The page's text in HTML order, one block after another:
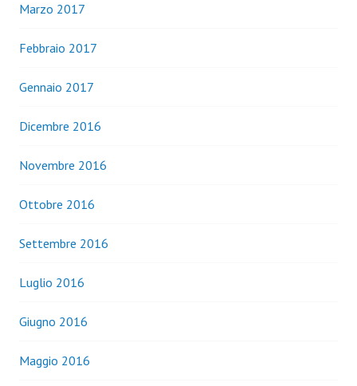
Marzo 2017
Febbraio 2017
Gennaio 2017
Dicembre 2016
Novembre 2016
Ottobre 2016
Settembre 2016
Luglio 2016
Giugno 2016
Maggio 2016